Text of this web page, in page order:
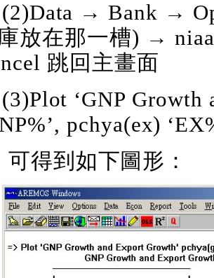
(2)Data → Bank →
放在那一槽) →
跳回主畫面
(3)Plot ‘GNP Growth
pchya(ex)
可得到如下圖形：